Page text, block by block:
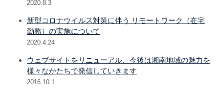
2020.8.3
新型コロナウイルス対策に伴う リモートワーク（在宅
勤務）の実施について
2020.4.24
ウェブサイトをリニューアル、今後は湘南地域の魅力を
様々なかたちで発信していきます
2016.10.1